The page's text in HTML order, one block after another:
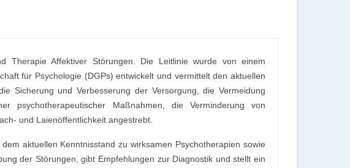
Therapie Affektiver Störungen. Die Leitlinie wurde von einem
für Psychologie (DGPs) entwickelt und vermittelt den aktuellen
Sicherung und Verbesserung der Versorgung, die Vermeidung
psychotherapeutischer Maßnahmen, die Verminderung von
und Laienöffentlichkeit angestrebt.
aktuellen Kenntnisstand zu wirksamen Psychotherapien sowie
der Störungen, gibt Empfehlungen zur Diagnostik und stellt ein